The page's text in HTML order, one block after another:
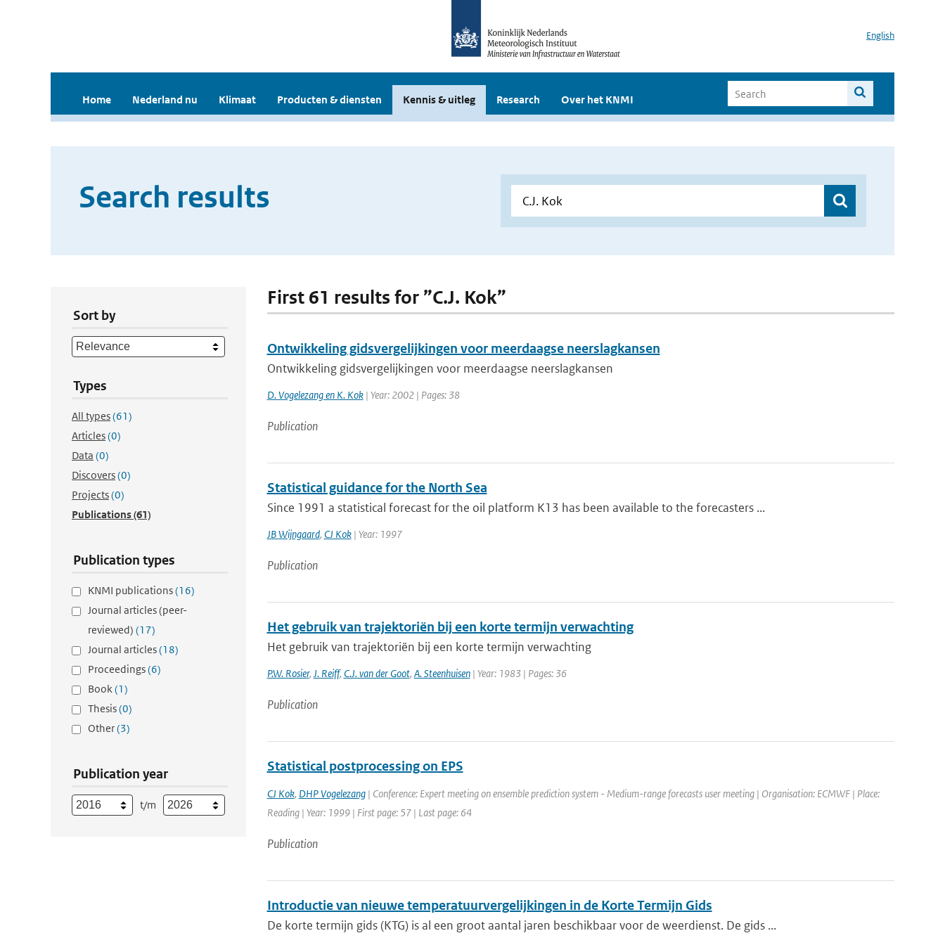
English
Home Nederland nu Klimaat Producten & diensten Kennis & uitleg Research Over het KNMI
Search results
Sort by
Types
All types(61)
Articles(0)
Data (0)
Discovers(0)
Projects(0)
Publications(61)
Publication types
KNMI publications(16)
Journal articles (peer-
reviewed) (17)
Journal articles(18)
Proceedings(6)
Book(1)
Thesis(0)
Other(3)
Publication year
t/m
First 61 results for ”C.J. Kok”
Ontwikkeling gidsvergelijkingen voor meerdaagse neerslagkansen
Ontwikkeling gidsvergelijkingen voor meerdaagse neerslagkansen
D. Vogelezang en K. Kok| Year: 2002 | Pages: 38
Publication
Statistical guidance for the North Sea
Since 1991 a statistical forecast for the oil platform K13 has been available to the forecasters ...
JB Wijngaard, CJ Kok| Year: 1997
Publication
Het gebruik van trajektoriën bij een korte termijn verwachting
Het gebruik van trajektoriën bij een korte termijn verwachting
P.W. Rosier, J. Reiff, C.J. van der Goot, A. Steenhuisen| Year: 1983 | Pages: 36
Publication
Statistical postprocessing on EPS
CJ Kok, DHP Vogelezang| Conference: Expert meeting on ensemble prediction system - Medium-range forecasts user meeting | Organisation: ECMWF | Place:
Reading | Year: 1999 | First page: 57 | Last page: 64
Publication
Introductie van nieuwe temperatuurvergelijkingen in de Korte Termijn Gids
De korte termijn gids (KTG) is al een groot aantal jaren beschikbaar voor de weerdienst. De gids ...